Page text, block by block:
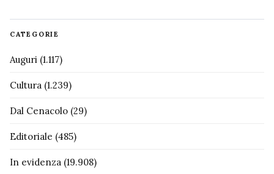
CATEGORIE
Auguri (1.117)
Cultura (1.239)
Dal Cenacolo (29)
Editoriale (485)
In evidenza (19.908)